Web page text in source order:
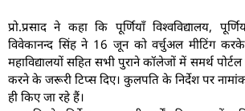
प्रो.प्रसाद ने कहा कि पूर्णियाँ विश्वविद्यालय,
विवेकानन्द सिंह ने 16 जून को वर्चुअल मीटिंग
महाविद्यालयों सहित सभी पुराने कॉलेजों में समर्थ पोर्टल
करने के जरूरी टिप्स दिए। कुलपति के निर्देश पर
ही किए जा रहे हैं।